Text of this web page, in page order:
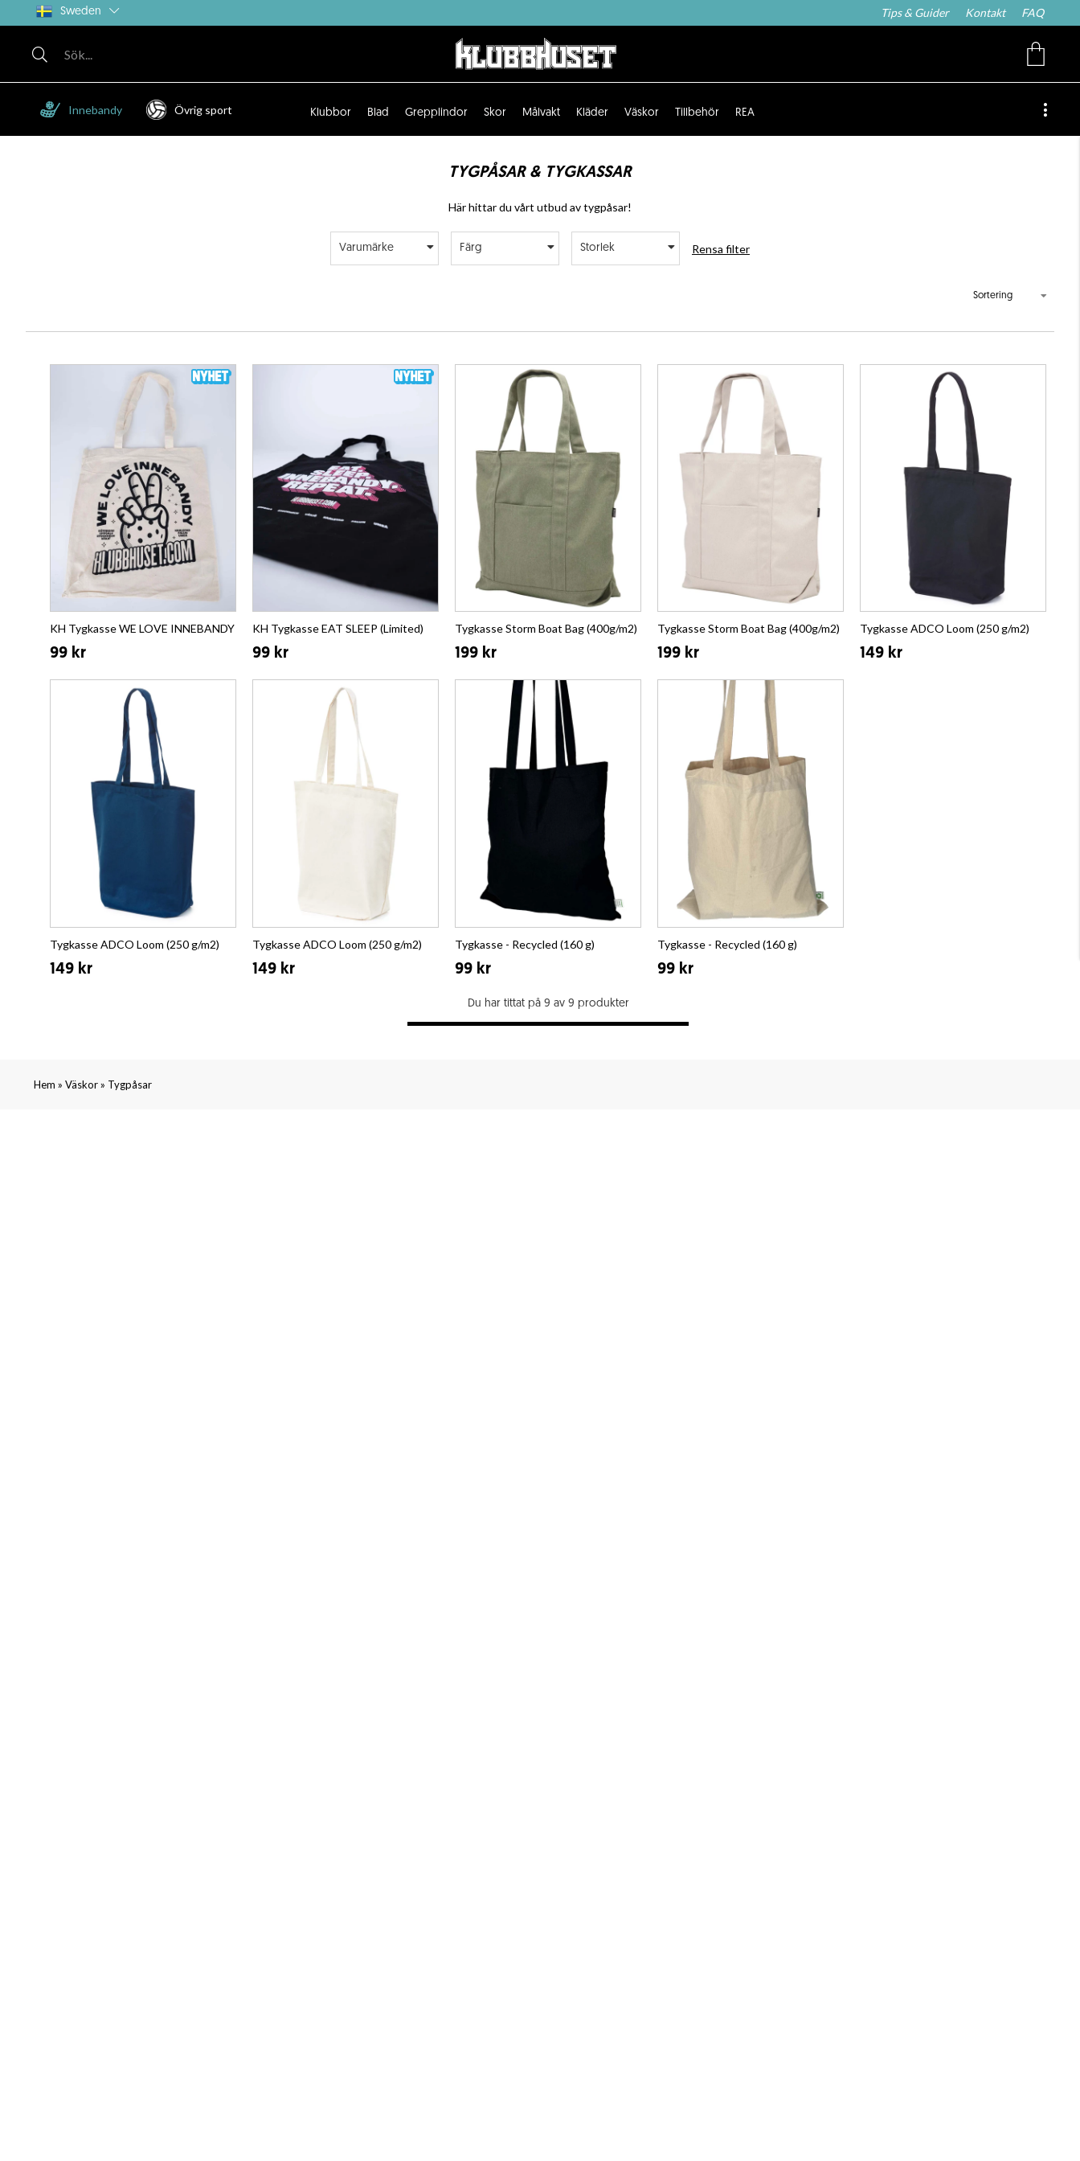
Sweden Tips & Guider Kontakt FAQ
Innebandy Övrig sport Klubbor Blad Grepplindor Skor Målvakt Kläder Väskor Tillbehör REA
TYGPÅSAR & TYGKASSAR
Här hittar du vårt utbud av tygpåsar!
Varumärke Färg Storlek Rensa filter
Sortering
KH Tygkasse WE LOVE INNEBANDY
99 kr
KH Tygkasse EAT SLEEP (Limited)
99 kr
Tygkasse Storm Boat Bag (400g/m2)
199 kr
Tygkasse Storm Boat Bag (400g/m2)
199 kr
Tygkasse ADCO Loom (250 g/m2)
149 kr
Tygkasse ADCO Loom (250 g/m2)
149 kr
Tygkasse ADCO Loom (250 g/m2)
149 kr
Tygkasse - Recycled (160 g)
99 kr
Tygkasse - Recycled (160 g)
99 kr
Du har tittat på 9 av 9 produkter
Hem » Väskor» Tygpåsar